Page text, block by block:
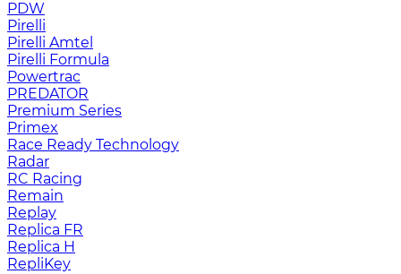
PDW
Pirelli
Pirelli Amtel
Pirelli Formula
Powertrac
PREDATOR
Premium Series
Primex
Race Ready Technology
Radar
RC Racing
Remain
Replay
Replica FR
Replica H
RepliKey